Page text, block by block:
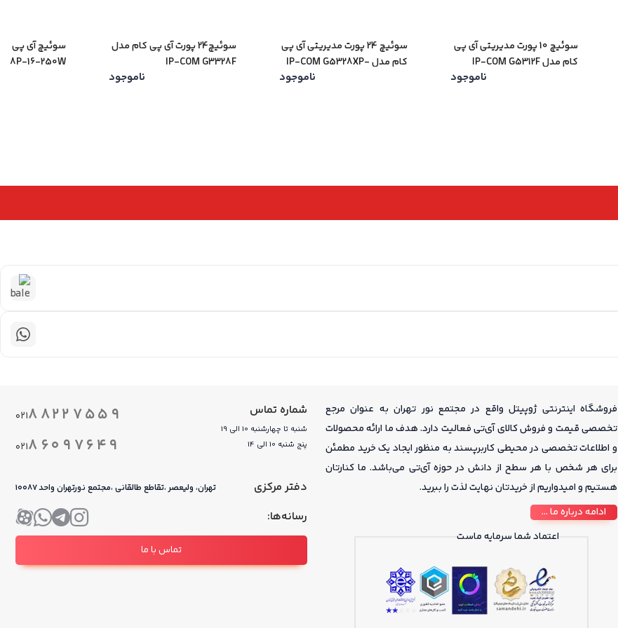
سوئیچ 10 پورت مدیریتی آی پی
کام مدل IP-COM G5312F
ناموجود
سوئیچ 24 پورت مدیریتی آی پی
کام مدل IP-COM G5328XP-
ناموجود
سوئیچ24 پورت آی پی کام مدل
IP-COM G3328F
ناموجود
16-250W
فروشگاه اینترنتی ژوپیتل واقع در مجتمع نور تهران به عنوان مرجع
تخصصی قیمت و فروش کالای آی‌تی فعالیت دارد. هدف ما ارائه محصولات
و اطلاعات تخصصی در محیطی کاربرپسند به منظور ایجاد یک خرید مطمئن
برای هر شخص با هر سطح از دانش در حوزه آی‌تی می‌باشد. ما کنارتان
هستیم و امیدواریم از خریدتان نهایت لذت را ببرید.
ادامه درباره ما ...
اعتماد شما سرمایه ماست
شماره تماس
شنبه تا چهارشنبه 10 الی 19
پنج شنبه 10 الی 14
۰۲۱۸۸۲۲۷۵۵۹
۰۲۱۸۶۰۹۷۶۴۹
دفتر مرکزی تهران، ولیعصر ،تقاطع طالقانی ،مجتمع نورتهران واحد ۱۰۰۸۷
رسانه‌ها:
تماس با ما